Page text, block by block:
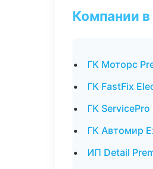
Компании
ГК Моторс
ГК FastFix
ГК
ГК Автомир
ИП Detail